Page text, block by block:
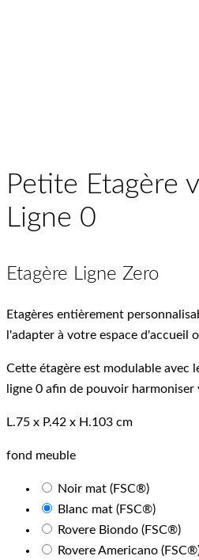
Petite Etagère
Ligne 0
Etagère Ligne Zero
Etagères entièrement
l'adapter à votre espace d'accueil
Cette étagère est modulable avec
ligne 0 afin de pouvoir
L.75 x P.42 x H.103 cm
fond meuble
Noir mat (FSC®)
Blanc mat (FSC®)
Rovere Biondo (FSC®)
Rovere Americano